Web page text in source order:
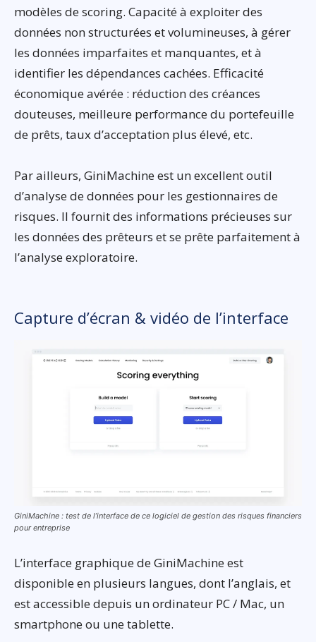
modèles de scoring. Capacité à exploiter des
données non structurées et volumineuses, à gérer
les données imparfaites et manquantes, et à
identifier les dépendances cachées. Efficacité
économique avérée : réduction des créances
douteuses, meilleure performance du portefeuille
de prêts, taux d’acceptation plus élevé, etc.
Par ailleurs, GiniMachine est un excellent outil
d’analyse de données pour les gestionnaires de
risques. Il fournit des informations précieuses sur
les données des prêteurs et se prête parfaitement à
l’analyse exploratoire.
Capture d’écran & vidéo de l’interface
GiniMachine : test de l’interface de ce logiciel de gestion des risques financiers
pour entreprise
L’interface graphique de GiniMachine est
disponible en plusieurs langues, dont l’anglais, et
est accessible depuis un ordinateur PC / Mac, un
smartphone ou une tablette.